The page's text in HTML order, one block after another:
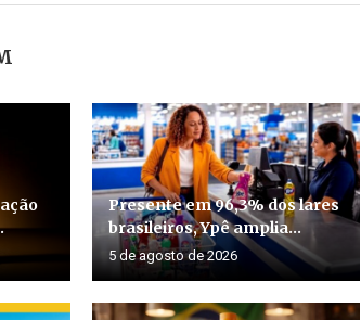
Presente em 96,3% dos lares
brasileiros, Ypê amplia...
5 de agosto de 2026